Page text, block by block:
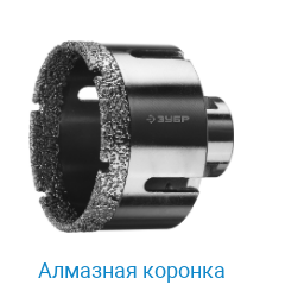
Алмазная коронка